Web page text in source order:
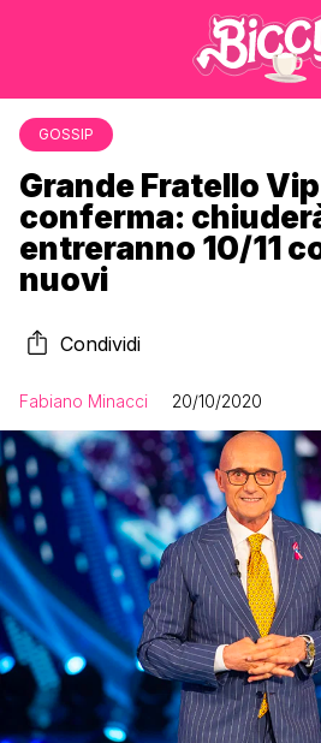
GOSSIP
Grande Fratello
conferma:
entreranno 10/11
nuovi
Condividi
Fabiano Minacci 20/10/2020